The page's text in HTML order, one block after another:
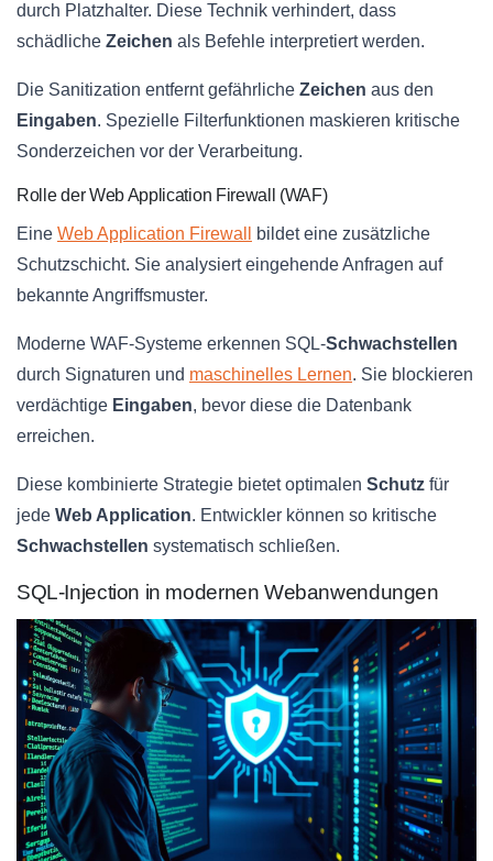
durch Platzhalter. Diese Technik verhindert, dass
schädliche Zeichen als Befehle interpretiert werden.
Die Sanitization entfernt gefährliche Zeichen aus den
Eingaben. Spezielle Filterfunktionen maskieren kritische
Sonderzeichen vor der Verarbeitung.
Rolle der Web Application Firewall (WAF)
Eine Web Application Firewall
bildet eine zusätzliche
Schutzschicht. Sie analysiert eingehende Anfragen auf
bekannte Angriffsmuster.
Moderne WAF-Systeme erkennen SQL-Schwachstellen
durch Signaturen und maschinelles Lernen. Sie blockieren
verdächtige Eingaben, bevor diese die Datenbank
erreichen.
Diese kombinierte Strategie bietet optimalen Schutz für
jede Web Application. Entwickler können so kritische
Schwachstellen systematisch schließen.
SQL-Injection in modernen Webanwendungen